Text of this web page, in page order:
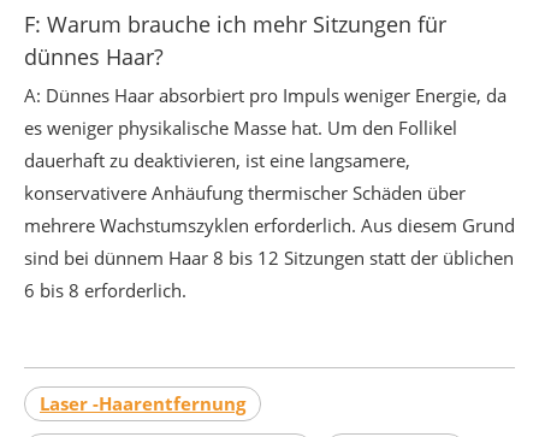
F: Warum brauche ich mehr Sitzungen für
dünnes Haar?
A: Dünnes Haar absorbiert pro Impuls weniger Energie, da
es weniger physikalische Masse hat. Um den Follikel
dauerhaft zu deaktivieren, ist eine langsamere,
konservativere Anhäufung thermischer Schäden über
mehrere Wachstumszyklen erforderlich. Aus diesem Grund
sind bei dünnem Haar 8 bis 12 Sitzungen statt der üblichen
6 bis 8 erforderlich.
Laser -Haarentfernung